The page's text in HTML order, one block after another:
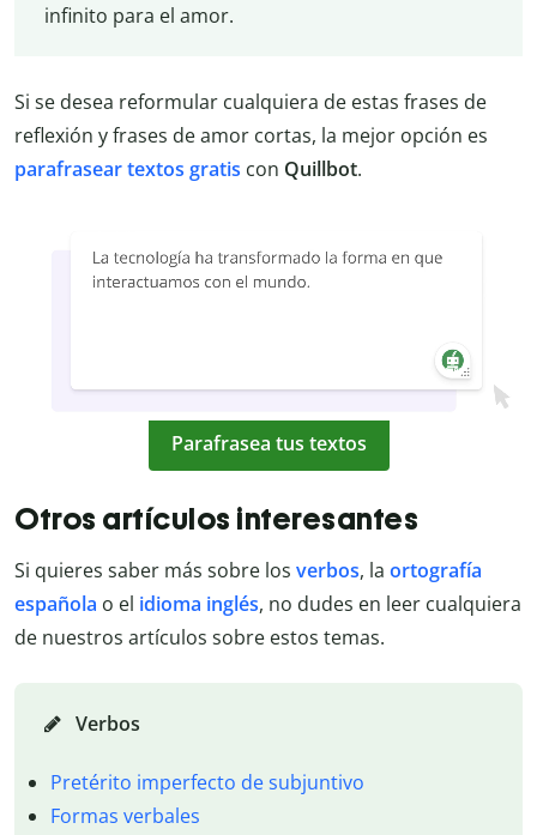
infinito para el amor.
Si se desea reformular cualquiera de estas frases de
reflexión y frases de amor cortas, la mejor opción es
parafrasear textos gratis con Quillbot.
Parafrasea tus textos
Otros artículos interesantes
Si quieres saber más sobre los verbos, la ortografía
española o el idioma inglés, no dudes en leer cualquiera
de nuestros artículos sobre estos temas.
Verbos
Pretérito imperfecto de subjuntivo
Formas verbales